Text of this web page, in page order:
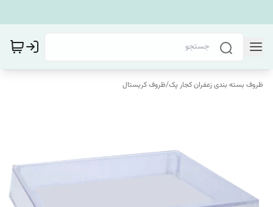
ظروف بسته بندی زعفران کجار پک/ظروف کریستال